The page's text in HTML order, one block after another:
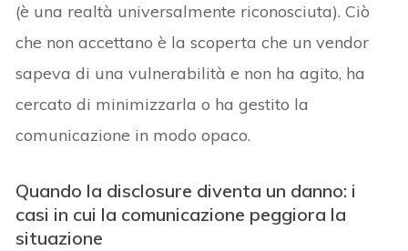
(è una realtà universalmente riconosciuta). Ciò
che non accettano è la scoperta che un vendor
sapeva di una vulnerabilità e non ha agito, ha
cercato di minimizzarla o ha gestito la
comunicazione in modo opaco.
Quando la disclosure diventa un danno: i
casi in cui la comunicazione peggiora la
situazione